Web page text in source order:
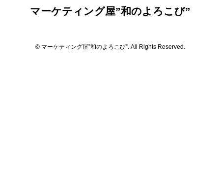
マーケティング屋”和のよろこび”
© マーケティング屋”和のよろこび”. All Rights Reserved.